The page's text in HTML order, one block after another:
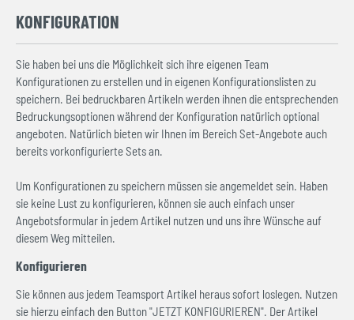
KONFIGURATION
Sie haben bei uns die Möglichkeit sich ihre eigenen Team
Konfigurationen zu erstellen und in eigenen Konfigurationslisten zu
speichern. Bei bedruckbaren Artikeln werden ihnen die entsprechenden
Bedruckungsoptionen während der Konfiguration natürlich optional
angeboten. Natürlich bieten wir Ihnen im Bereich Set-Angebote auch
bereits vorkonfigurierte Sets an.
Um Konfigurationen zu speichern müssen sie angemeldet sein. Haben
sie keine Lust zu konfigurieren, können sie auch einfach unser
Angebotsformular in jedem Artikel nutzen und uns ihre Wünsche auf
diesem Weg mitteilen.
Konfigurieren
Sie können aus jedem Teamsport Artikel heraus sofort loslegen. Nutzen
sie hierzu einfach den Button "JETZT KONFIGURIEREN". Der Artikel